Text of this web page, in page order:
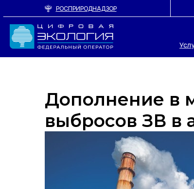
РОСПРИРОДНАДЗОР
Дополнение в
выбросов ЗВ в